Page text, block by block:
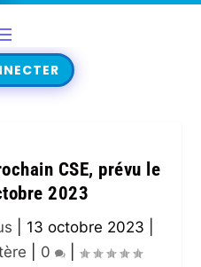
CSE, prévu le
2023
13 octobre 2023
0 |